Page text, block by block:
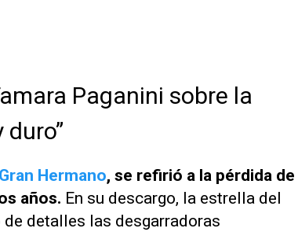
Paganini sobre la
Gran Hermano, se refirió a la pérdida de
años. En su descargo, la estrella del
detalles las desgarradoras